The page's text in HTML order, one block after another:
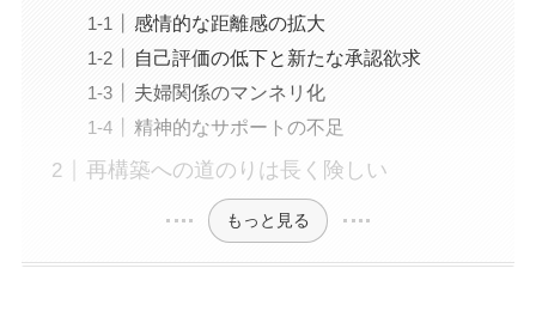
感情的な距離感の拡大
自己評価の低下と新たな承認欲求
夫婦関係のマンネリ化
精神的なサポートの不足
再構築への道のりは長く険しい
もっと見る